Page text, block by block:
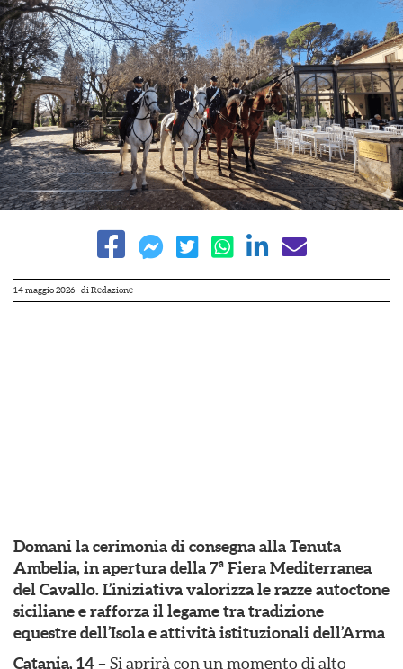
14 maggio 2026- di Redazione
Domani la cerimonia di consegna alla Tenuta
Ambelia, in apertura della 7ª Fiera Mediterranea
del Cavallo. L’iniziativa valorizza le razze autoctone
siciliane e rafforza il legame tra tradizione
equestre dell’Isola e attività istituzionali dell’Arma
Catania, 14– Si aprirà con un momento di alto